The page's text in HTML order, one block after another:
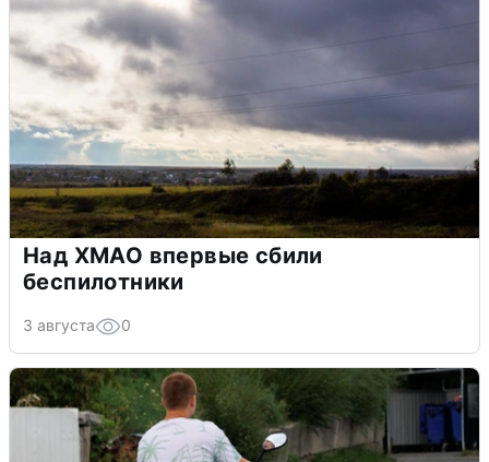
Над ХМАО впервые сбили
беспилотники
3 августа 0